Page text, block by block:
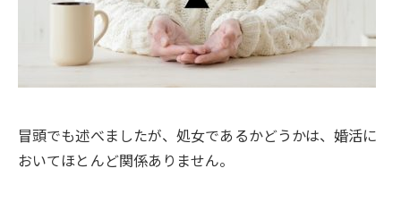
冒頭でも述べましたが、処女であるかどうかは、婚活に
おいてほとんど関係ありません。